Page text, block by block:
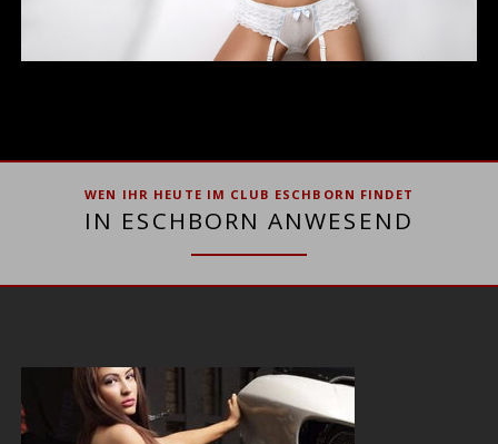
WEN IHR HEUTE IM CLUB ESCHBORN FINDET
IN ESCHBORN ANWESEND